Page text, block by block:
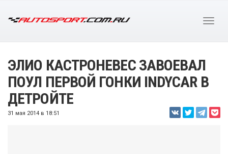
ЭЛИО КАСТРОНЕВЕС ЗАВОЕВАЛ
ПОУЛ ПЕРВОЙ ГОНКИ INDYCAR В
ДЕТРОЙТЕ
31 мая 2014 в 18:51